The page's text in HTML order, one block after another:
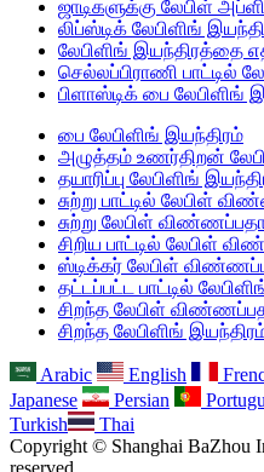
ஜாடிகளுக்கு லேபிள்
லிப்ஸ்டிக் லேபிளிங்
லேபிளிங் இயந்திரத்தை
செல்லப்பிராணி பாட்டில்
பிளாஸ்டிக் பை லேபிளிங்
பை லேபிளிங் இயந்திரம்
அழுத்தம் உணர்திறன்
தயாரிப்பு லேபிளிங்
சுற்று பாட்டில் லேபிள்
சுற்று லேபிள்
சிறிய பாட்டில் லேபிள்
ஸ்டிக்கர் லேபிள்
தட்டப்பட்ட பாட்டில்
சிறந்த லேபிள்
சிறந்த லேபிளிங்
Arabic English
Japanese
Persian
Turkish
Thai
Copyright © Shanghai BaZhou